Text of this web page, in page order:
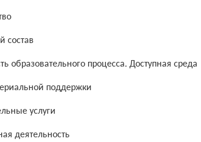
состав
образовательного процесса. Доступная среда
поддержки
услуги
деятельность